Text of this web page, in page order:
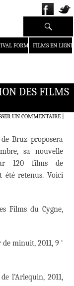
FORMAT COURT
FILMS EN LIGNE
Recherche
DES FILMS
UN COMMENTAIRE|
Bruz proposera
sa nouvelle
120 films de
été retenus. Voici
Films du Cygne,
minuit, 2011, 9 ‘
l’Arlequin, 2011,